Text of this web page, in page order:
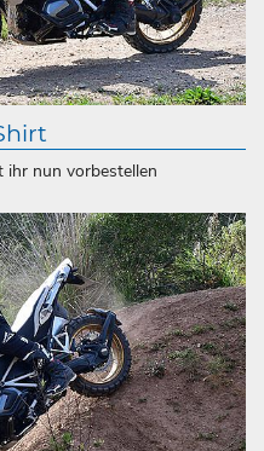
ihr nun vorbestellen